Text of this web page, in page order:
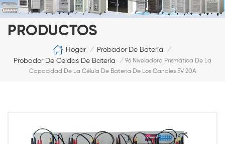
PRODUCTOS
Hogar / Probador De Batería /
Probador De Celdas De Batería / 96 Niveladora Prismática De La
Capacidad De La Célula De Batería De Los Canales 5V 20A